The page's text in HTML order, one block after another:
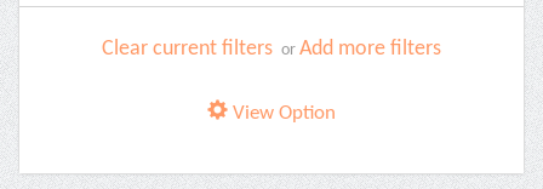
Clear current filters or Add more filters
View Option